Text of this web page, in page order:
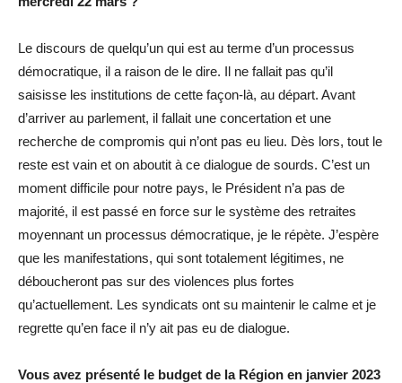
Le discours de quelqu’un qui est au terme d’un processus
démocratique, il a raison de le dire. Il ne fallait pas qu’il
saisisse les institutions de cette façon-là, au départ. Avant
d’arriver au parlement, il fallait une concertation et une
recherche de compromis qui n’ont pas eu lieu. Dès lors, tout le
reste est vain et on aboutit à ce dialogue de sourds. C’est un
moment difficile pour notre pays, le Président n’a pas de
majorité, il est passé en force sur le système des retraites
moyennant un processus démocratique, je le répète. J’espère
que les manifestations, qui sont totalement légitimes, ne
déboucheront pas sur des violences plus fortes
qu’actuellement. Les syndicats ont su maintenir le calme et je
regrette qu’en face il n’y ait pas eu de dialogue.
Vous avez présenté le budget de la Région en janvier 2023